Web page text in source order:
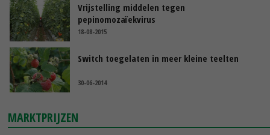
Vrijstelling middelen tegen
pepinomozaïekvirus
18-08-2015
Switch toegelaten in meer kleine teelten
30-06-2014
MARKTPRIJZEN